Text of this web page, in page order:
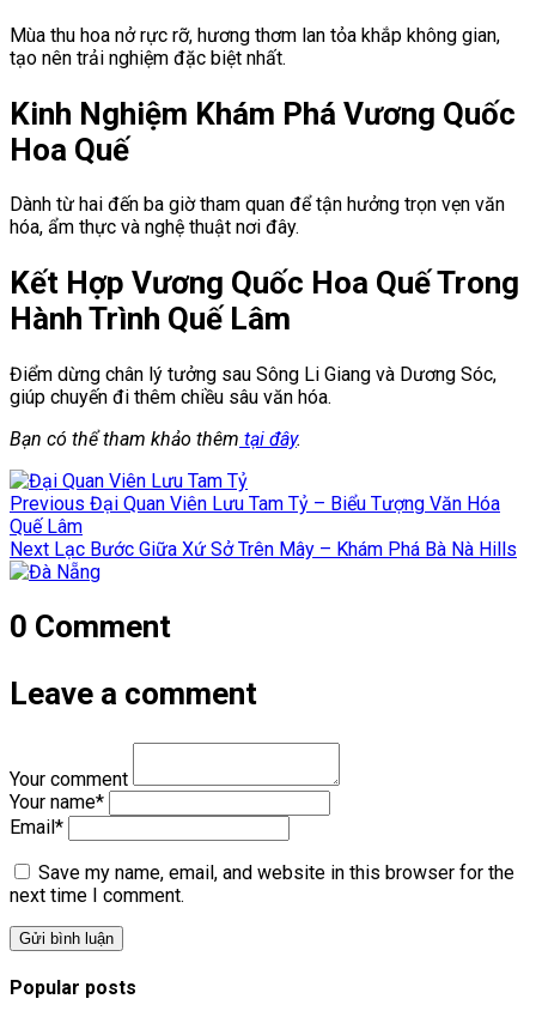
Mùa thu hoa nở rực rỡ, hương thơm lan tỏa khắp không gian,
tạo nên trải nghiệm đặc biệt nhất.
Kinh Nghiệm Khám Phá Vương Quốc
Hoa Quế
Dành từ hai đến ba giờ tham quan để tận hưởng trọn vẹn văn
hóa, ẩm thực và nghệ thuật nơi đây.
Kết Hợp Vương Quốc Hoa Quế Trong
Hành Trình Quế Lâm
Điểm dừng chân lý tưởng sau Sông Li Giang và Dương Sóc,
giúp chuyến đi thêm chiều sâu văn hóa.
Bạn có thể tham khảo thêm tại đây.
Điều
hướng
bài
Previous Previous
Đại Quan Viên Lưu Tam Tỷ – Biểu Tượng Văn Hóa
Quế Lâm
Next Next
post:
Lạc Bước Giữa Xứ Sở Trên Mây – Khám Phá Bà Nà Hills
0 Comment
Leave a comment
Your comment
Your name*
Email*
Save my name, email, and website in this browser for the
next time I comment.
Popular posts